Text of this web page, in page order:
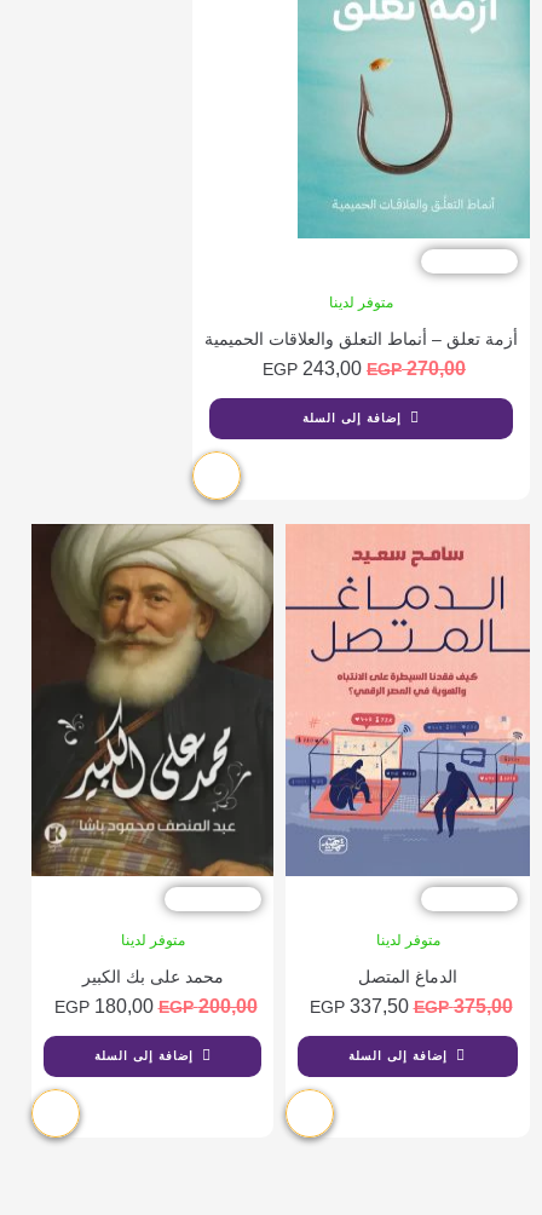
متوفر لدينا
أزمة تعلق – أنماط التعلق والعلاقات الحميمية
270,00
EGP
243,00
EGP
إضافة إلى السلة
متوفر لدينا
الدماغ المتصل
375,00
EGP
337,50
EGP
إضافة إلى السلة
متوفر لدينا
محمد على بك الكبير
200,00
EGP
180,00
EGP
إضافة إلى السلة